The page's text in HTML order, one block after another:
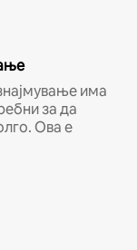
има
за да
Ова е